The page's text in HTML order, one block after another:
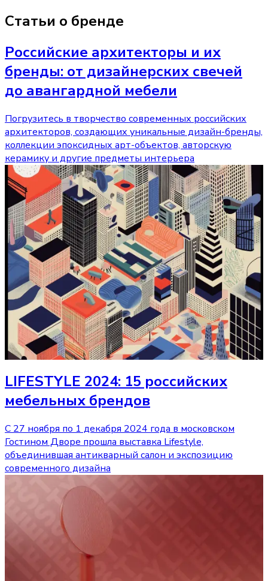
Статьи о бренде
Российские архитекторы и их
бренды: от дизайнерских свечей
до авангардной мебели
Погрузитесь в творчество современных российских
архитекторов, создающих уникальные дизайн-бренды,
коллекции эпоксидных арт-объектов, авторскую
керамику и другие предметы интерьера
LIFESTYLE 2024: 15 российских
мебельных брендов
С 27 ноября по 1 декабря 2024 года в московском
Гостином Дворе прошла выставка Lifestyle,
объединившая антикварный салон и экспозицию
современного дизайна